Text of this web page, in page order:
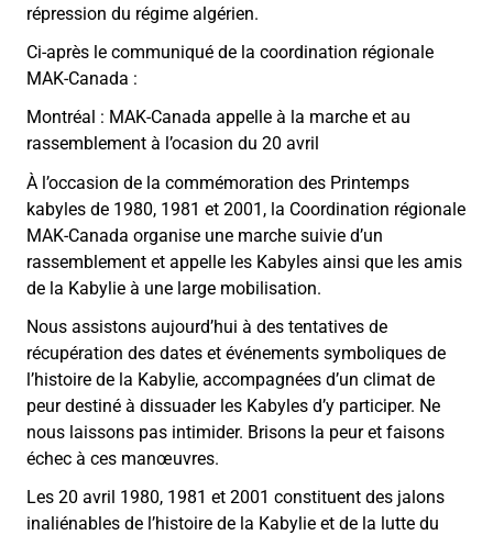
répression du régime algérien.
Ci-après le communiqué de la coordination régionale
MAK-Canada :
Montréal : MAK-Canada appelle à la marche et au
rassemblement à l’ocasion du 20 avril
À l’occasion de la commémoration des Printemps
kabyles de 1980, 1981 et 2001, la Coordination régionale
MAK-Canada organise une marche suivie d’un
rassemblement et appelle les Kabyles ainsi que les amis
de la Kabylie à une large mobilisation.
Nous assistons aujourd’hui à des tentatives de
récupération des dates et événements symboliques de
l’histoire de la Kabylie, accompagnées d’un climat de
peur destiné à dissuader les Kabyles d’y participer. Ne
nous laissons pas intimider. Brisons la peur et faisons
échec à ces manœuvres.
Les 20 avril 1980, 1981 et 2001 constituent des jalons
inaliénables de l’histoire de la Kabylie et de la lutte du